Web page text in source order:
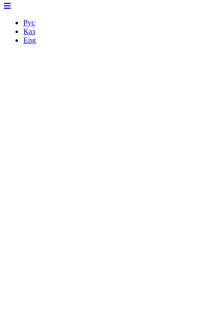
Рус
Қаз
Eng